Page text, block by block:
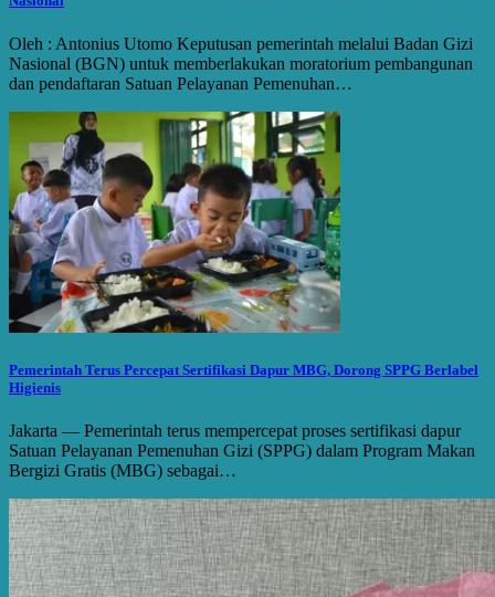
Oleh : Antonius Utomo Keputusan pemerintah melalui Badan Gizi
Nasional (BGN) untuk memberlakukan moratorium pembangunan
dan pendaftaran Satuan Pelayanan Pemenuhan…
Pemerintah Terus Percepat Sertifikasi Dapur MBG, Dorong SPPG Berlabel
Higienis
Jakarta — Pemerintah terus mempercepat proses sertifikasi dapur
Satuan Pelayanan Pemenuhan Gizi (SPPG) dalam Program Makan
Bergizi Gratis (MBG) sebagai…